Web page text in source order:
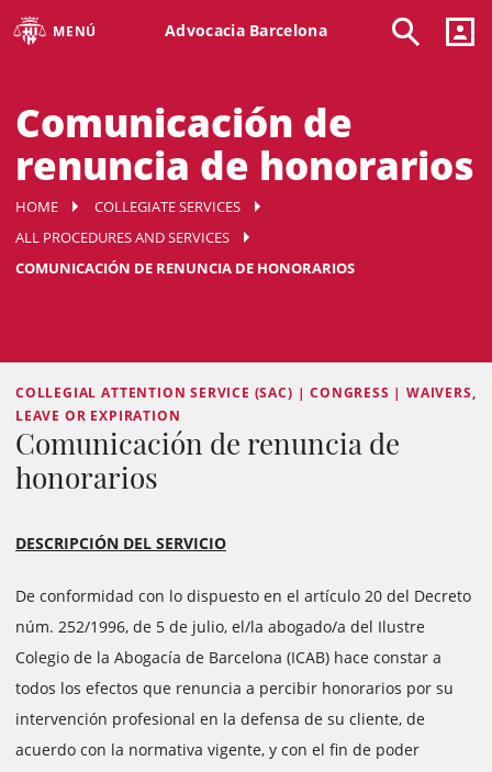
MENÚ Advocacia Barcelona
Comunicación de
renuncia de honorarios
HOME
COLLEGIATE SERVICES
ALL PROCEDURES AND SERVICES
COMUNICACIÓN DE RENUNCIA DE HONORARIOS
COLLEGIAL ATTENTION SERVICE (SAC) | CONGRESS | WAIVERS,
LEAVE OR EXPIRATION
Comunicación de renuncia de
honorarios
DESCRIPCIÓN DEL SERVICIO
De conformidad con lo dispuesto en el artículo 20 del Decreto
núm. 252/1996, de 5 de julio, el/la abogado/a del Ilustre
Colegio de la Abogacía de Barcelona (ICAB) hace constar a
todos los efectos que renuncia a percibir honorarios por su
intervención profesional en la defensa de su cliente, de
acuerdo con la normativa vigente, y con el fin de poder